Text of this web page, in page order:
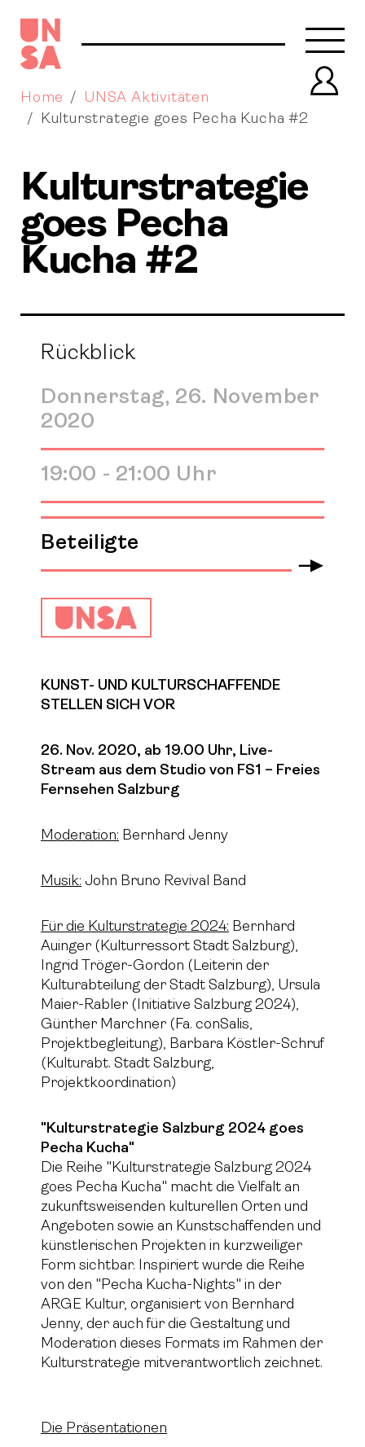
Home
UNSA Aktivitäten
Kulturstrategie goes Pecha Kucha #2
Kulturstrategie
goes Pecha
Kucha #2
Rückblick
Donnerstag, 26. November
2020
19:00 - 21:00 Uhr
Beteiligte
KUNST- UND KULTURSCHAFFENDE
STELLEN SICH VOR
26. Nov. 2020, ab 19.00 Uhr, Live-
Stream aus dem Studio von FS1 – Freies
Fernsehen Salzburg
Moderation: Bernhard Jenny
Musik: John Bruno Revival Band
Für die Kulturstrategie 2024: Bernhard
Auinger (Kulturressort Stadt Salzburg),
Ingrid Tröger-Gordon (Leiterin der
Kulturabteilung der Stadt Salzburg), Ursula
Maier-Rabler (Initiative Salzburg 2024),
Günther Marchner (Fa. conSalis,
Projektbegleitung), Barbara Köstler-Schruf
(Kulturabt. Stadt Salzburg,
Projektkoordination)
"Kulturstrategie Salzburg 2024 goes
Pecha Kucha"
Die Reihe "Kulturstrategie Salzburg 2024
goes Pecha Kucha" macht die Vielfalt an
zukunftsweisenden kulturellen Orten und
Angeboten sowie an Kunstschaffenden und
künstlerischen Projekten in kurzweiliger
Form sichtbar. Inspiriert wurde die Reihe
von den "Pecha Kucha-Nights" in der
ARGE Kultur, organisiert von Bernhard
Jenny, der auch für die Gestaltung und
Moderation dieses Formats im Rahmen der
Kulturstrategie mitverantwortlich zeichnet.
Die Präsentationen